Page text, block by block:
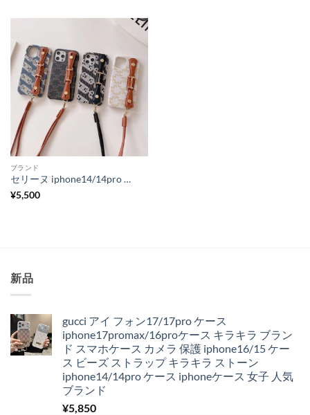
ブランド
セリーヌ iphone14/14pro ケース ベルト 付き おしゃれ iphone14pro/14promax ケース 首掛け ブランド iphone13/12 ケース 人気 女子 スマホケース おしゃれ
¥5,500
新品
gucci アイ フォン17/17pro ケース
iphone17promax/16proケース キラキラ ブラン
ド スマホケース カメラ 保護 iphone16/15 ケー
ス ビーズ ストラップ キラキラ ストーン
iphone14/14pro ケース iphoneケース 女子 人気
ブランド
¥5,850